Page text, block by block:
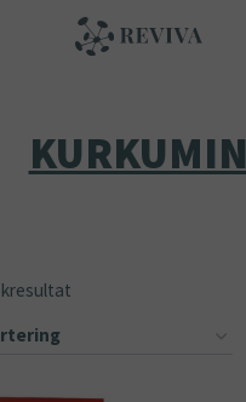
KURKUMIN